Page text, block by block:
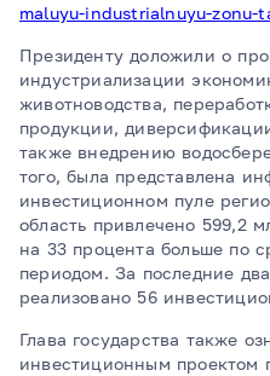
maluyu-industrialnuyu-zonu-
Президенту доложили о
индустриализации
животноводства,
продукции,
также внедрению
того, была представлена
инвестиционном пуле
область привлечено 599,2
на 33 процента больше по
периодом. За последние
реализовано 56
Глава государства также
инвестиционным проектом